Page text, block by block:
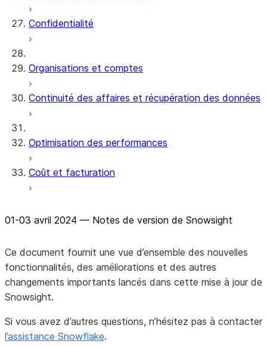
Confidentialité
Organisations et comptes
Continuité des affaires et récupération des données
Optimisation des performances
Coût et facturation
01-03 avril 2024 — Notes de version de Snowsight
Ce document fournit une vue d’ensemble des nouvelles
fonctionnalités, des améliorations et des autres
changements importants lancés dans cette mise à jour de
Snowsight.
Si vous avez d’autres questions, n’hésitez pas à contacter
l’assistance Snowflake.